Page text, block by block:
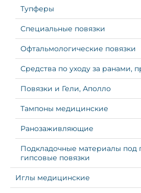
Тупферы
Специальные повязки
Офтальмологические повязки
Средства по уходу за ранами,
Повязки и Гели, Аполло
Тампоны медицинские
Ранозаживляющие
Подкладочные материалы
гипсовые повязки
Иглы медицинские